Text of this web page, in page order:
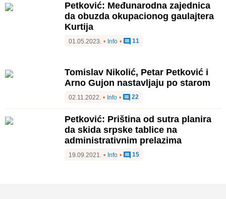
Petković: Međunarodna zajednica
da obuzda okupacionog gaulajtera
Kurtija
01.05.2023. • Info • 11
Tomislav Nikolić, Petar Petković i
Arno Gujon nastavljaju po starom
02.11.2022. • Info • 22
Petković: Priština od sutra planira
da skida srpske tablice na
administrativnim prelazima
19.09.2021. • Info • 15